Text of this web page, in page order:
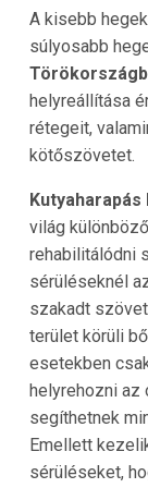
A kisebb
súlyosabb
helyreállítása
rétegeit,
kötőszövetet.
világ
rehabilitálódni
sérüléseknél
szakadt
terület körüli
esetekben
helyrehozni az
segíthetnek
Emellett
sérüléseket,